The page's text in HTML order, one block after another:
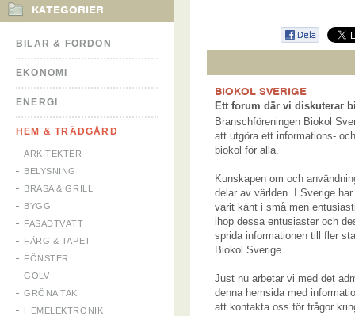
KATEGORIER
BILAR & FORDON
EKONOMI
ENERGI
HEM & TRÄDGÅRD
ARKITEKTER
BELYSNING
BRASA & GRILL
BYGG
FASADTVÄTT
FÄRG & TAPET
FÖNSTER
GOLV
GRÖNA TAK
HEMELEKTRONIK
BIOKOL SVERIGE
Ett forum där vi diskuterar
Branschföreningen Biokol
att utgöra ett informations-
biokol för alla.
Kunskapen om och
delar av världen. I Sverige
varit känt i små men
ihop dessa entusiaster och
sprida informationen till fler
Biokol Sverige.
Just nu arbetar vi med det
denna hemsida med
att kontakta oss för frågor